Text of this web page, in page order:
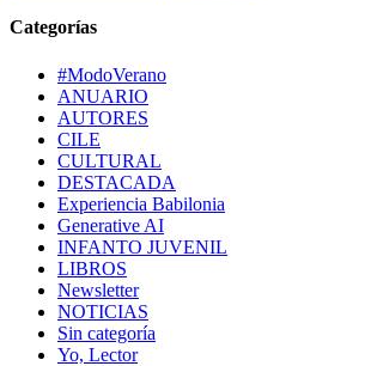
Categorías
#ModoVerano
ANUARIO
AUTORES
CILE
CULTURAL
DESTACADA
Experiencia Babilonia
Generative AI
INFANTO JUVENIL
LIBROS
Newsletter
NOTICIAS
Sin categoría
Yo, Lector